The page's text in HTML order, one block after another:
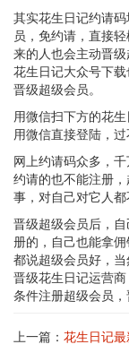
其实花生日记约请
员，免约请，直接
来的人也会主动晋
花生日记大众号下
晋级超级会员。
用微信扫下方的花
用微信直接登陆，
网上约请码众多，
约请的也不能注册
事，对自己对它人都
晋级超级会员后，
册的，自己也能拿
都说超级会员好，
晋级花生日记运营
条件注册超级会员，
上一篇： 花生日记